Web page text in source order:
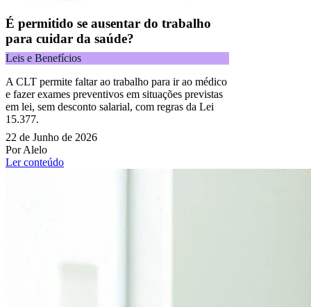
É permitido se ausentar do trabalho
para cuidar da saúde?
Leis e Benefícios
A CLT permite faltar ao trabalho para ir ao médico
e fazer exames preventivos em situações previstas
em lei, sem desconto salarial, com regras da Lei
15.377.
22 de Junho de 2026
Por Alelo
Ler conteúdo